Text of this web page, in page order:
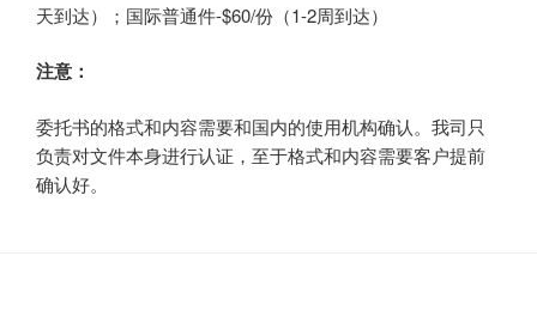
天到达）；国际普通件-$60/份（1-2周到达）
注意：
委托书的格式和内容需要和国内的使用机构确认。我司只
负责对文件本身进行认证，至于格式和内容需要客户提前
确认好。